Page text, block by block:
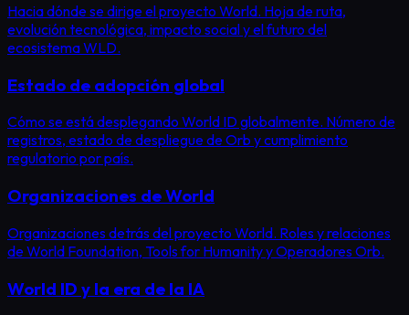
Hacia dónde se dirige el proyecto World. Hoja de ruta,
evolución tecnológica, impacto social y el futuro del
ecosistema WLD.
Estado de adopción global
Cómo se está desplegando World ID globalmente. Número de
registros, estado de despliegue de Orb y cumplimiento
regulatorio por país.
Organizaciones de World
Organizaciones detrás del proyecto World. Roles y relaciones
de World Foundation, Tools for Humanity y Operadores Orb.
World ID y la era de la IA